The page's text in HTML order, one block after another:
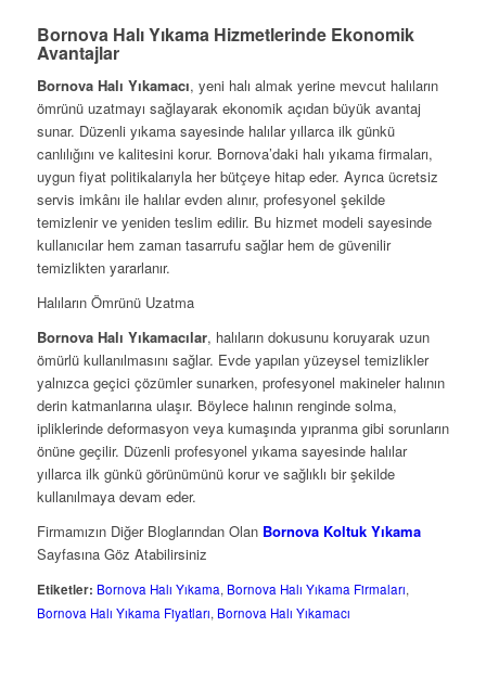
Bornova Halı Yıkama Hizmetlerinde Ekonomik
Avantajlar
Bornova Halı Yıkamacı, yeni halı almak yerine mevcut halıların
ömrünü uzatmayı sağlayarak ekonomik açıdan büyük avantaj
sunar. Düzenli yıkama sayesinde halılar yıllarca ilk günkü
canlılığını ve kalitesini korur. Bornova’daki halı yıkama firmaları,
uygun fiyat politikalarıyla her bütçeye hitap eder. Ayrıca ücretsiz
servis imkânı ile halılar evden alınır, profesyonel şekilde
temizlenir ve yeniden teslim edilir. Bu hizmet modeli sayesinde
kullanıcılar hem zaman tasarrufu sağlar hem de güvenilir
temizlikten yararlanır.
Halıların Ömrünü Uzatma
Bornova Halı Yıkamacılar, halıların dokusunu koruyarak uzun
ömürlü kullanılmasını sağlar. Evde yapılan yüzeysel temizlikler
yalnızca geçici çözümler sunarken, profesyonel makineler halının
derin katmanlarına ulaşır. Böylece halının renginde solma,
ipliklerinde deformasyon veya kumaşında yıpranma gibi sorunların
önüne geçilir. Düzenli profesyonel yıkama sayesinde halılar
yıllarca ilk günkü görünümünü korur ve sağlıklı bir şekilde
kullanılmaya devam eder.
Firmamızın Diğer Bloglarından Olan Bornova Koltuk Yıkama
Sayfasına Göz Atabilirsiniz
Etiketler: Bornova Halı Yıkama, Bornova Halı Yıkama Firmaları,
Bornova Halı Yıkama Fiyatları, Bornova Halı Yıkamacı